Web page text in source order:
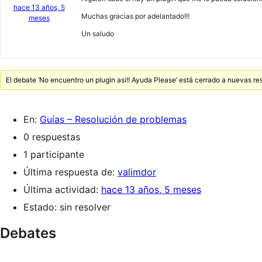
hace 13 años, 5
meses
Muchas gracias por adelantado!!!
Un saludo
El debate ‘No encuentro un plugin asi!! Ayuda Please’ está cerrado a nuevas
En: Guías – Resolución de problemas
0 respuestas
1 participante
Última respuesta de: valimdor
Última actividad: hace 13 años, 5 meses
Estado: sin resolver
Debates